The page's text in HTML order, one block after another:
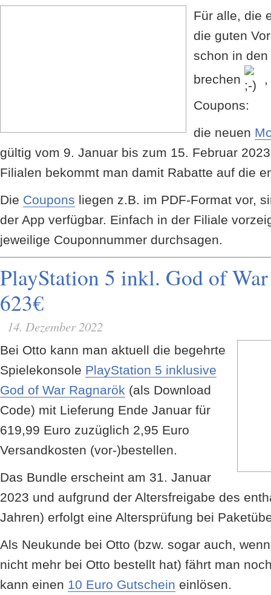
Für alle, die
die guten
schon in
brechen
Coupons:
die neuen
gültig vom 9. Januar bis zum 15. Februar
Filialen bekommt man damit Rabatte auf die
Die Coupons liegen z.B. im PDF-Format vor,
der App verfügbar. Einfach in der Filiale
jeweilige Couponnummer durchsagen.
PlayStation 5 inkl. God of
623€
14. Dezember 2022
Bei Otto kann man aktuell die begehrte
Spielekonsole PlayStation 5 inklusive
God of War Ragnarök (als Download
Code) mit Lieferung Ende Januar für
619,99 Euro zuzüglich 2,95 Euro
Versandkosten (vor-)bestellen.
Das Bundle erscheint am 31. Januar
2023 und aufgrund der Altersfreigabe des
Jahren) erfolgt eine Altersprüfung bei
Als Neukunde bei Otto (bzw. sogar auch,
nicht mehr bei Otto bestellt hat) fährt man
kann einen 10 Euro Gutschein einlösen.